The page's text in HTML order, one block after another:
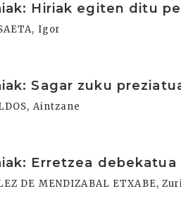
Hiriak egiten ditu
Igor
Sagar zuku
Aintzane
Erretzea debekatua
DE MENDIZABAL ETXABE,